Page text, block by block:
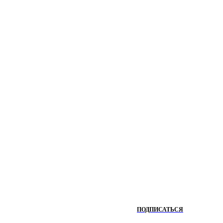
ПОДПИСАТЬСЯ